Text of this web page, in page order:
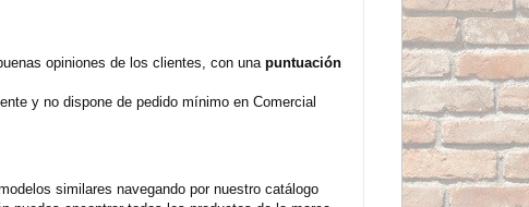
opiniones de los clientes, con una puntuación
y no dispone de pedido mínimo en Comercial
similares navegando por nuestro catálogo